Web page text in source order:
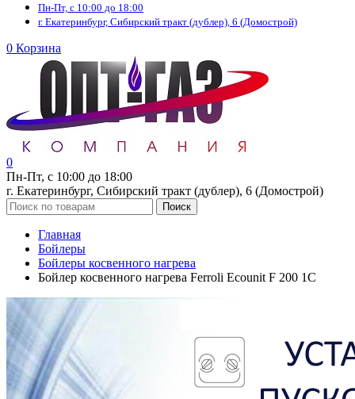
Пн-Пт, с 10:00 до 18:00
г. Екатеринбург, Сибирский тракт (дублер), 6 (Домострой)
0 Корзина
0
Пн-Пт, с 10:00 до 18:00
г. Екатеринбург, Сибирский тракт (дублер), 6 (Домострой)
Поиск
Главная
Бойлеры
Бойлеры косвенного нагрева
Бойлер косвенного нагрева Ferroli Ecounit F 200 1C